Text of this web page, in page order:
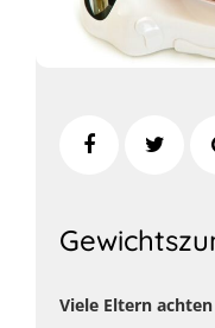
Viele Eltern